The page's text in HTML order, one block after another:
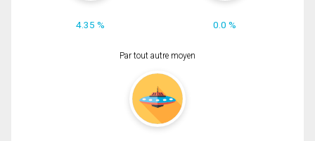
4.35 % 0.0 %
Par tout autre moyen